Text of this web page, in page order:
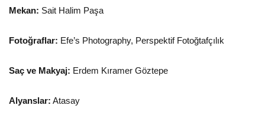
Mekan: Sait Halim Paşa
Fotoğraflar: Efe’s Photography, Perspektif Fotoğtafçılık
Saç ve Makyaj: Erdem Kıramer Göztepe
Alyanslar: Atasay